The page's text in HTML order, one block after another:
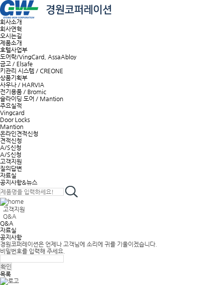
회사소개
회사연혁
오시는길
제품소개
호텔사업부
도어락/VingCard, AssaAbloy
금고 / Elsafe
키관리 시스템 / CREONE
상품기획부
사우나 / HARVIA
전기용품 / Bromic
슬라이딩 도어 / Mantion
주요실적
Vingcard
Door Locks
Mantion
온라인견적신청
견적신청
A/S신청
A/S신청
고객지원
질의답변
자료실
공지사항&뉴스
고객지원
Q&A
Q&A
자료실
공지사항
경원코퍼레이션은 언제나 고객님에 소리에 귀를 기울이겠습니다.
비밀번호를 입력해 주세요.
목록